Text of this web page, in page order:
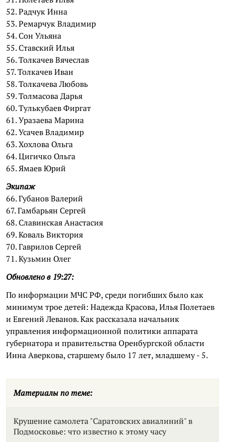
52. Радчук Инна
53. Ремарчук Владимир
54. Сон Ульяна
55. Ставский Илья
56. Толкачев Вячеслав
57. Толкачев Иван
58. Толкачева Любовь
59. Толмасова Дарья
60. Тулькубаев Фиргат
61. Уразаева Марина
62. Усачев Владимир
63. Хохлова Ольга
64. Цигичко Ольга
65. Ямаев Юрий
Экипаж
66. Губанов Валерий
67. Гамбарьян Сергей
68. Славинская Анастасия
69. Коваль Виктория
70. Гаврилов Сергей
71. Кузьмин Олег
Обновлено в 19:27:
По информации МЧС РФ, среди погибших было как
минимум трое детей: Надежда Красова, Илья Полетаев
и Евгений Леванов. Как рассказала начальник
управления информационной политики аппарата
губернатора и правительства Оренбургской области
Инна Аверкова, старшему было 17 лет, младшему - 5.
Материалы по теме:
Крушение самолета "Саратовских авиалиний" в
Подмосковье: что известно к этому часу